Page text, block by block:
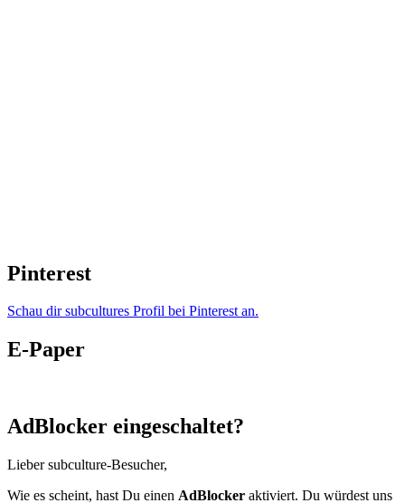
Pinterest
Schau dir subcultures Profil bei Pinterest an.
E-Paper
AdBlocker eingeschaltet?
Lieber subculture-Besucher,
Wie es scheint, hast Du einen AdBlocker aktiviert. Du würdest uns